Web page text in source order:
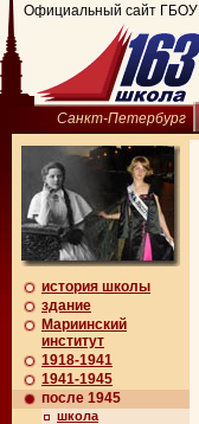
Официальный сайт ГБОУ
Санкт-Петербург
история школы
здание
Мариинский
институт
1918-1941
1941-1945
после 1945
школа